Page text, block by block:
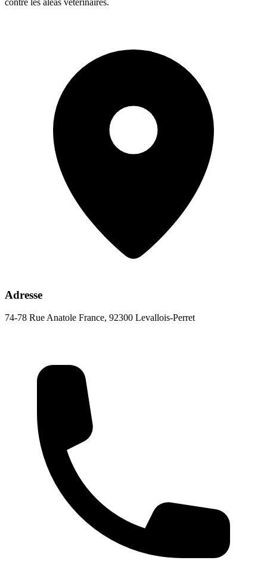
Adresse
74-78 Rue Anatole France, 92300 Levallois-Perret